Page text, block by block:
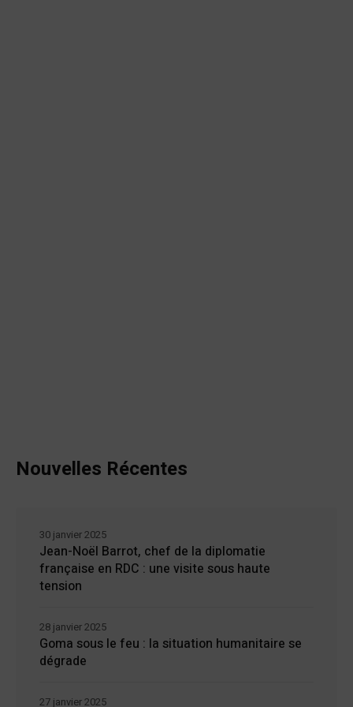
Nouvelles Récentes
Jean-Noël Barrot, chef de la diplomatie
française en RDC : une visite sous haute
tension
30 janvier 2025
Goma sous le feu : la situation humanitaire se
dégrade
28 janvier 2025
27 janvier 2025